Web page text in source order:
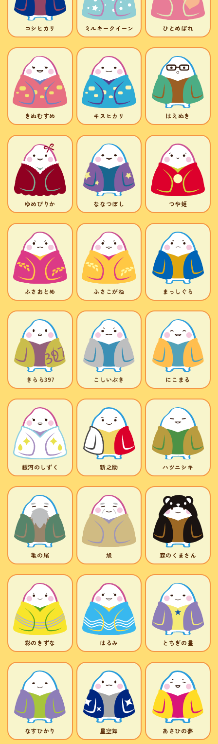
コシヒカリ ミルキークイーン ひとめぼれ
きぬむすめ キヌヒカリ はえぬき
ゆめぴりか ななつぼし つや姫
ふさおとめ ふさこがね まっしぐら
きらら397 こしいぶき にこまる
銀河のしずく 新之助 ハツニシキ
亀の尾 旭 森のくまさん
彩のきずな はるみ とちぎの星
なすひかり 星空舞 あさひの夢